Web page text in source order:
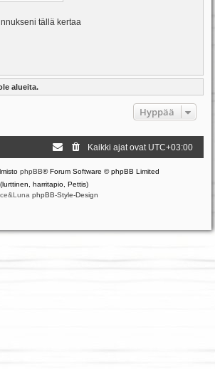
tällä kertaa
alueita.
Hyppää
Kaikki ajat ovat UTC+03:00
phpBB® Forum Software © phpBB Limited
harritapio, Pettis)
phpBB-Style-Design